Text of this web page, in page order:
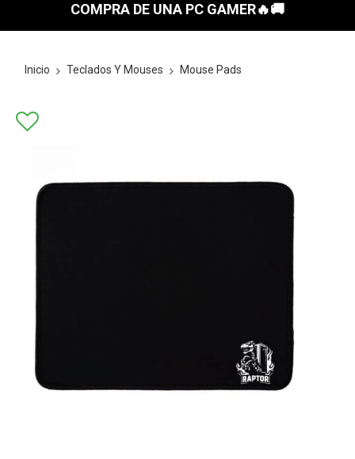
COMPRA DE UNA PC GAMER🔥🚚
Inicio Teclados Y Mouses Mouse Pads